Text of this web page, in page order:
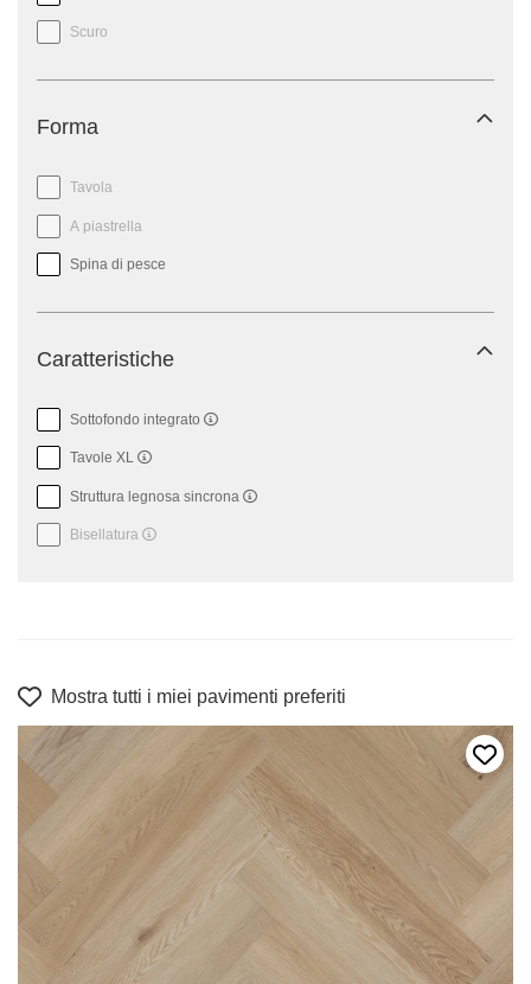
Scuro
Forma
Tavola
A piastrella
Spina di pesce
Caratteristiche
Sottofondo integrato
Tavole XL
Struttura legnosa sincrona
Bisellatura
Mostra tutti i miei pavimenti preferiti